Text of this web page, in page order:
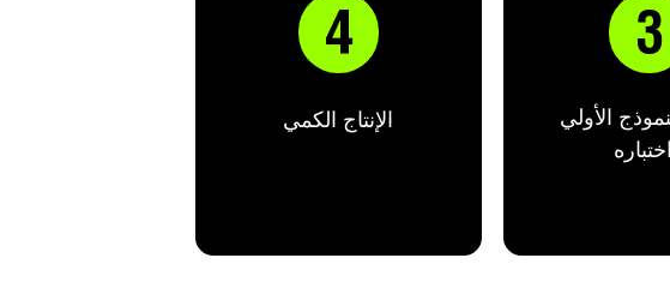

الأولي

الإنتاج الكمي